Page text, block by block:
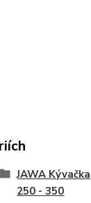
JAWA
250 - 350